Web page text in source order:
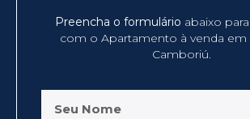
Preencha o formulário abaixo
com o Apartamento à venda em
Camboriú.